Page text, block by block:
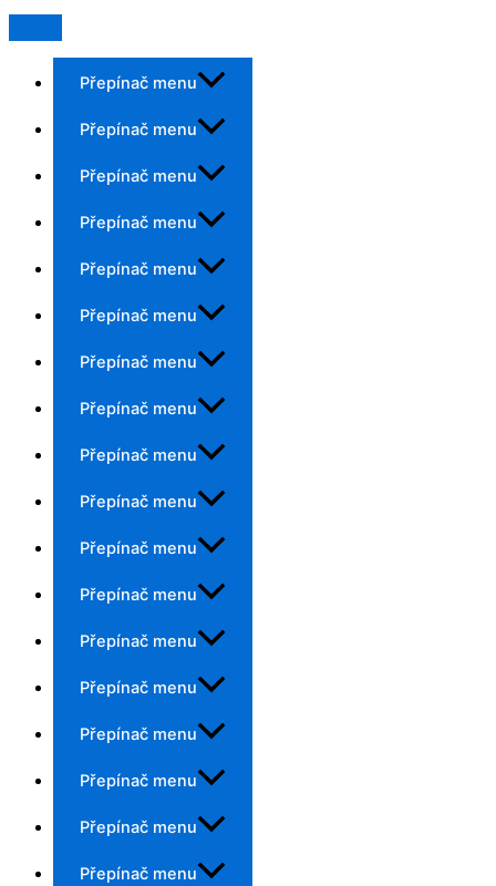
Přepínač menu
Přepínač menu
Přepínač menu
Přepínač menu
Přepínač menu
Přepínač menu
Přepínač menu
Přepínač menu
Přepínač menu
Přepínač menu
Přepínač menu
Přepínač menu
Přepínač menu
Přepínač menu
Přepínač menu
Přepínač menu
Přepínač menu
Přepínač menu